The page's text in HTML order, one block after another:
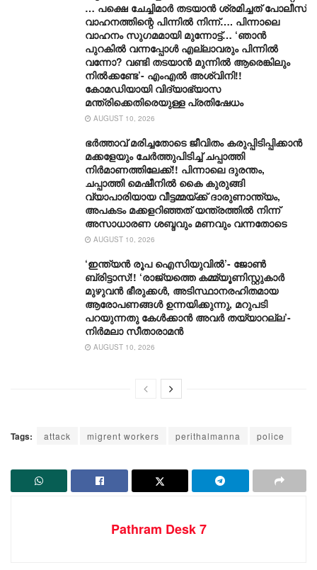
… പക്ഷെ ചേച്ചിമാർ തടയാൻ ശ്രമിച്ചത് പോലീസ്
വാഹനത്തിന്റെ പിന്നിൽ നിന്ന്…. പിന്നാലെ
വാഹനം സു​ഗമമായി മുന്നോട്ട്… ‘ഞാൻ
പുറകിൽ വന്നപ്പോൾ എല്ലാവരും പിന്നിൽ
വന്നോ? വണ്ടി തടയാൻ മുന്നിൽ ആരെങ്കിലും
നിൽക്കണ്ടേ’- എംഎൽ അശ്വിനി!!
കോമഡിയായി വിദ്യാഭ്യാസ
മന്ത്രിക്കെതിരെയുള്ള പ്രതിഷേധം
AUGUST 10, 2026
ഭർത്താവ് മരിച്ചതോടെ ജീവിതം കരുപ്പിടിപ്പിക്കാൻ
മക്കളേയും ചേർത്തുപിടിച്ച് ചപ്പാത്തി
നിർമാണത്തിലേക്ക്!! പിന്നാലെ ദുരന്തം,
ചപ്പാത്തി മെഷീനിൽ കൈ കുരുങ്ങി
വ്യാപാരിയായ വീട്ടമ്മയ്ക്ക് ദാരുണാന്ത്യം,
അപകടം മക്കളറിഞ്ഞത് യന്ത്രത്തിൽ നിന്ന്
അസാധാരണ ശബ്ദവും മണവും വന്നതോടെ
AUGUST 10, 2026
‘ഇന്ത്യൻ രൂപ ഐസിയുവിൽ’- ജോൺ
ബ്രിട്ടാസ്!! ‘രാജ്യത്തെ കമ്മ്യൂണിസ്റ്റുകാർ
മുഴുവൻ ഭീരുക്കൾ, അടിസ്ഥാനരഹിതമായ
ആരോപണങ്ങൾ ഉന്നയിക്കുന്നു, മറുപടി
പറയുന്നതു കേൾക്കാൻ അവർ തയ്യാറല്ല’-
നിർമലാ സീതാരാമൻ
AUGUST 10, 2026
Tags: attack migrent workers perithalmanna police
Pathram Desk 7